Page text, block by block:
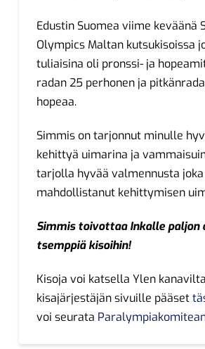
Edustin Suomea viime keväänä
Olympics Maltan kutsukisoissa
tuliaisina oli pronssi- ja
radan 25 perhonen ja
hopeaa.
Simmis on tarjonnut minulle
kehittyä uimarina ja
tarjolla hyvää valmennusta
mahdollistanut kehittymisen
Simmis toivottaa Inkalle paljon
tsemppiä kisoihin!
Kisoja voi katsella Ylen
kisajärjestäjän sivuille pääset
voi seurata